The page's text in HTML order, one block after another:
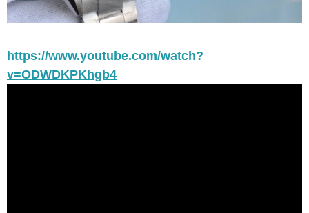
https://www.youtube.com/watch?
v=ODWDKPKhgb4